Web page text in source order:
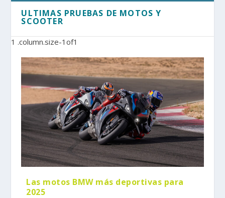
ULTIMAS PRUEBAS DE MOTOS Y
SCOOTER
Las motos BMW más deportivas para
2025